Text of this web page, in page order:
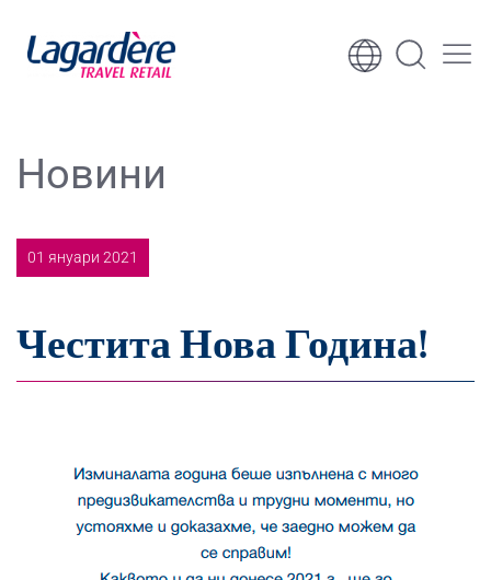
Към съдържанието
Новини
01 януари 2021
Честита Нова Година!